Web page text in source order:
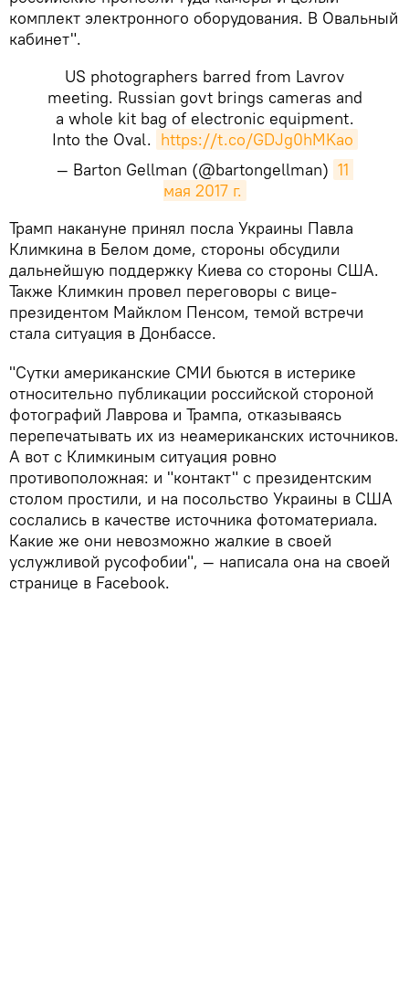
комплект электронного оборудования. В Овальный
кабинет".
US photographers barred from Lavrov
meeting. Russian govt brings cameras and
a whole kit bag of electronic equipment.
Into the Oval. https://t.co/GDJg0hMKao
— Barton Gellman (@bartongellman) 11
мая 2017 г.
​Трамп накануне принял посла Украины Павла
Климкина в Белом доме, стороны обсудили
дальнейшую поддержку Киева со стороны США.
Также Климкин провел переговоры с вице-
президентом Майклом Пенсом, темой встречи
стала ситуация в Донбассе.
"Сутки американские СМИ бьются в истерике
относительно публикации российской стороной
фотографий Лаврова и Трампа, отказываясь
перепечатывать их из неамериканских источников.
А вот с Климкиным ситуация ровно
противоположная: и "контакт" с президентским
столом простили, и на посольство Украины в США
сослались в качестве источника фотоматериала.
Какие же они невозможно жалкие в своей
услужливой русофобии", — написала она на своей
странице в Facebook.